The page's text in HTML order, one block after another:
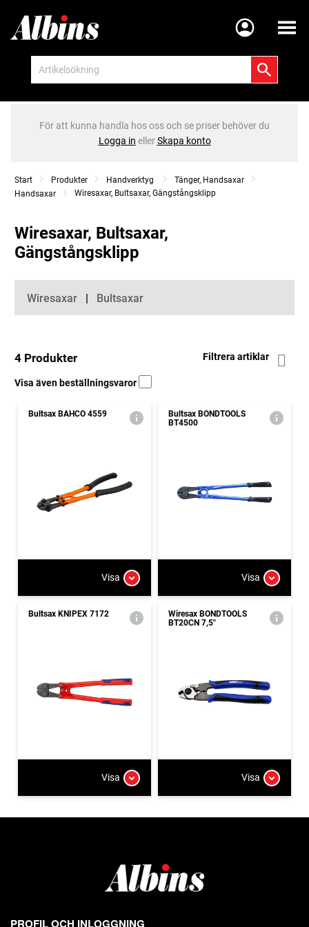
Meny
För att kunna handla hos oss och se priser behöver du
Logga in ellerSkapa konto
Start Produkter Handverktyg
Tänger, Handsaxar
Handsaxar
Wiresaxar, Bultsaxar, Gängstångsklipp
Wiresaxar, Bultsaxar,
Gängstångsklipp
Kategorier
Wiresaxar Bultsaxar
4 Produkter Filtrera artiklar
Visa även beställningsvaror
Bultsax BAHCO 4559
Visa
Bultsax BONDTOOLS
BT4500
Visa
Bultsax KNIPEX 7172
Visa
Wiresax BONDTOOLS
BT20CN 7,5"
Visa
PROFIL OCH INLOGGNING